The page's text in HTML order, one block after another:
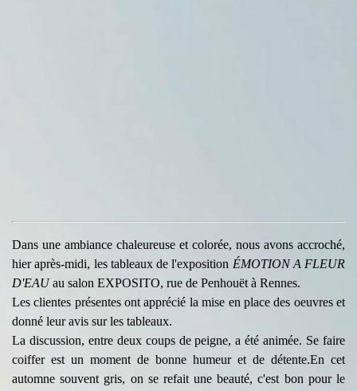
Dans une ambiance chaleureuse et colorée, nous avons accroché,
hier après-midi, les tableaux de l'exposition ÉMOTION A FLEUR
D'EAUau salon EXPOSITO, rue de Penhouët à Rennes.
Les clientes présentes ont apprécié la mise en place des oeuvres et
donné leur avis sur les tableaux.
La discussion, entre deux coups de peigne, a été animée. Se faire
coiffer est un moment de bonne humeur et de détente.En cet
automne souvent gris, on se refait une beauté, c'est bon pour le